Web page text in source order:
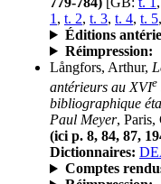
1 , t. 2, t. 3, t. 4, t. 5,
Éditions
Réimpression:
Långfors, Arthur,
antérieurs au XVIe
bibliographique
Paul Meyer, Paris,
(ici p. 8, 84, 87,
Dictionnaires:
Comptes